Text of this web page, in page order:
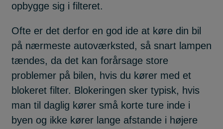
opbygge sig i filteret.
Ofte er det derfor en god ide at køre din bil
på nærmeste autoværksted, så snart lampen
tændes, da det kan forårsage store
problemer på bilen, hvis du kører med et
blokeret filter. Blokeringen sker typisk, hvis
man til daglig kører små korte ture inde i
byen og ikke kører lange afstande i højere